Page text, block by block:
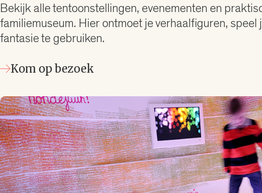
Bekijk alle tentoonstellingen, evenementen en
familiemuseum. Hier ontmoet je verhaalfiguren,
fantasie te gebruiken.
Kom op bezoek